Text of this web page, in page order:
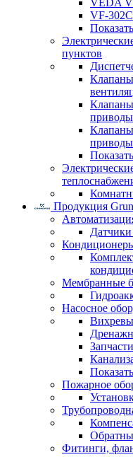
VEDA
VF-
пунктов
Продукция
Мембранные
Насосное
Пожарное
Фитинги,